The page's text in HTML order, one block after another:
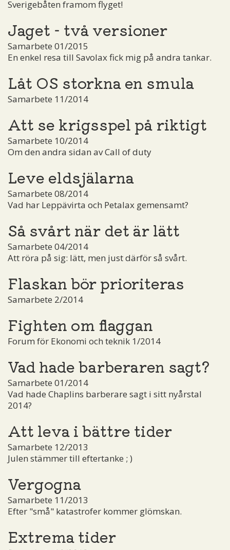
Sverigebåten framom flyget!
Jaget - två versioner
Samarbete 01/2015
En enkel resa till Savolax fick mig på andra tankar.
Låt OS storkna en smula
Samarbete 11/2014
Att se krigsspel på riktigt
Samarbete 10/2014
Om den andra sidan av Call of duty
Leve eldsjälarna
Samarbete 08/2014
Vad har Leppävirta och Petalax gemensamt?
Så svårt när det är lätt
Samarbete 04/2014
Att röra på sig: lätt, men just därför så svårt.
Flaskan bör prioriteras
Samarbete 2/2014
Fighten om flaggan
Forum för Ekonomi och teknik 1/2014
Vad hade barberaren sagt?
Samarbete 01/2014
Vad hade Chaplins barberare sagt i sitt nyårstal
2014?
Att leva i bättre tider
Samarbete 12/2013
Julen stämmer till eftertanke ; )
Vergogna
Samarbete 11/2013
Efter "små" katastrofer kommer glömskan.
Extrema tider